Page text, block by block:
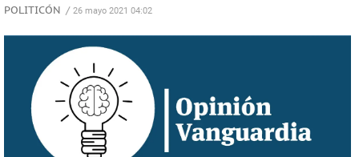
POLITICÓN / 26 mayo 2021 04:02